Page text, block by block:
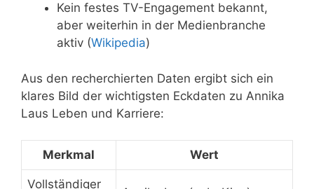
Kein festes TV-Engagement bekannt,
aber weiterhin in der Medienbranche
aktiv (Wikipedia)
Aus den recherchierten Daten ergibt sich ein
klares Bild der wichtigsten Eckdaten zu Annika
Laus Leben und Karriere:
Merkmal Wert
Vollständiger